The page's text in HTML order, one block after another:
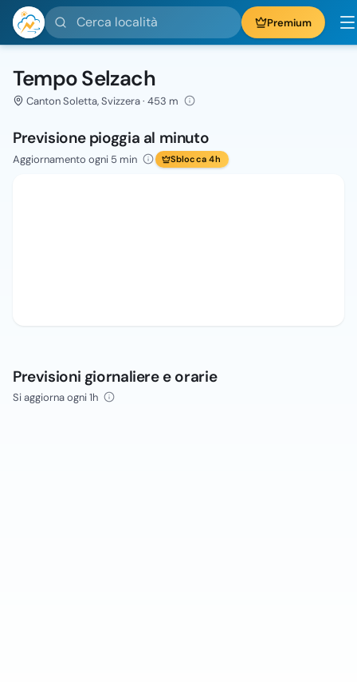
Cerca località Premium
Tempo Selzach
Canton Soletta, Svizzera · 453 m
Previsione pioggia al minuto
Aggiornamento ogni 5 min Sblocca 4h
Previsioni giornaliere e orarie
Si aggiorna ogni 1h